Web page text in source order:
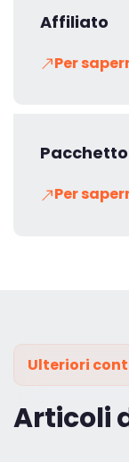
Affiliato
Per
Per
Ulteriori
Articoli